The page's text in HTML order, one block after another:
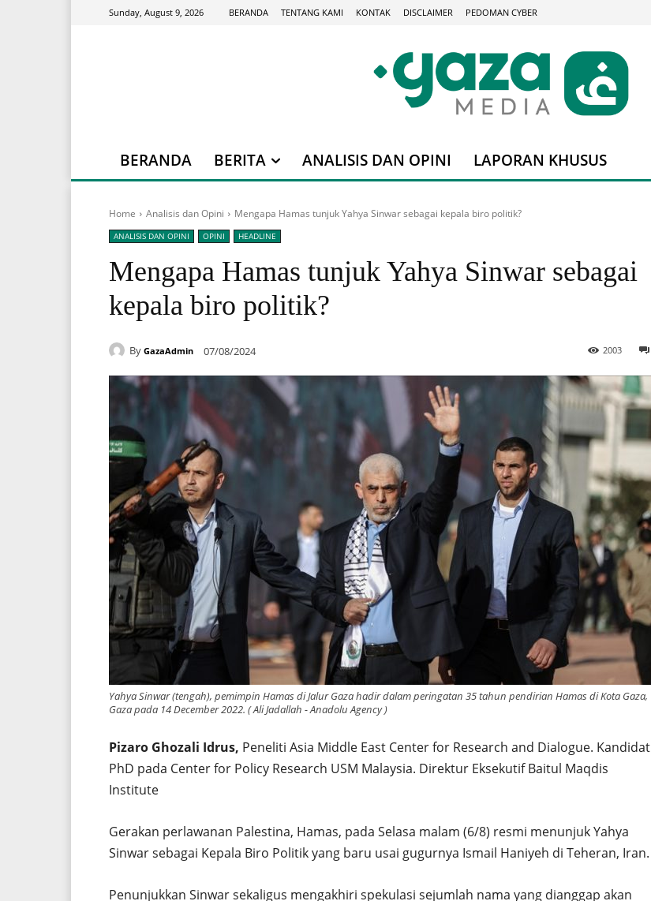
Sunday, August 9, 2026 BERANDA TENTANG KAMI KONTAK DISCLAIMER PEDOMAN CYBER
BERANDA BERITA ANALISIS DAN OPINI LAPORAN KHUSUS
Home Analisis dan Opini Mengapa Hamas tunjuk Yahya Sinwar sebagai kepala biro politik?
ANALISIS DAN OPINI OPINI HEADLINE
Mengapa Hamas tunjuk Yahya Sinwar sebagai
kepala biro politik?
By GazaAdmin 07/08/2024 2003
Yahya Sinwar (tengah), pemimpin Hamas di Jalur Gaza hadir dalam peringatan 35 tahun pendirian Hamas di Kota Gaza,
Gaza pada 14 December 2022. ( Ali Jadallah - Anadolu Agency )
Pizaro Ghozali Idrus, Peneliti Asia Middle East Center for Research and Dialogue. Kandidat
PhD pada Center for Policy Research USM Malaysia. Direktur Eksekutif Baitul Maqdis
Institute
Gerakan perlawanan Palestina, Hamas, pada Selasa malam (6/8) resmi menunjuk Yahya
Sinwar sebagai Kepala Biro Politik yang baru usai gugurnya Ismail Haniyeh di Teheran, Iran.
Penunjukkan Sinwar sekaligus mengakhiri spekulasi sejumlah nama yang dianggap akan